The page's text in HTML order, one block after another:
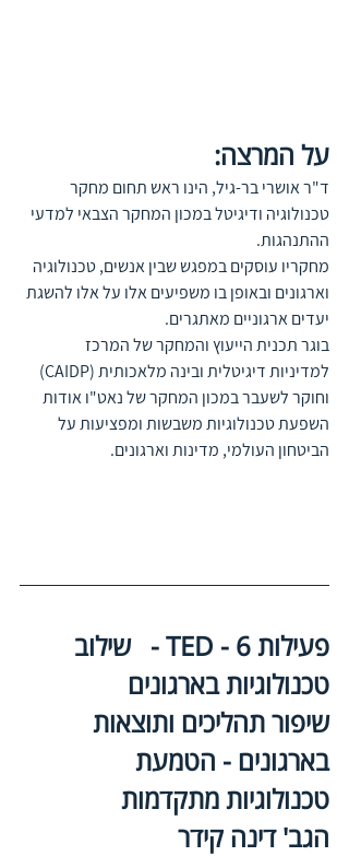
על המרצה:
ד"ר אושרי בר-גיל, הינו ראש תחום מחקר
טכנולוגיה ודיגיטל במכון המחקר הצבאי למדעי
ההתנהגות.
מחקריו עוסקים במפגש שבין אנשים, טכנולוגיה
וארגונים ובאופן בו משפיעים אלו על אלו להשגת
יעדים ארגוניים מאתגרים.
בוגר תכנית הייעוץ והמחקר של המרכז
למדיניות דיגיטלית ובינה מלאכותית (CAIDP)
וחוקר לשעבר במכון המחקר של נאט"ו אודות
השפעת טכנולוגיות משבשות ומפציעות על
הביטחון העולמי, מדינות וארגונים.
פעילות 6 - TED -   שילוב
טכנולוגיות בארגונים
שיפור תהליכים ותוצאות
בארגונים - הטמעת
טכנולוגיות מתקדמות
הגב' דינה קידר